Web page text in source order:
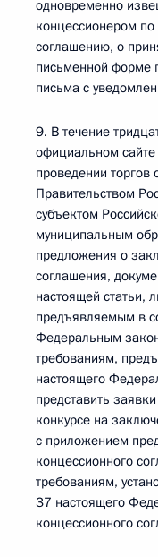
одновременно
концессионером
соглашению, о
письменной форме
письма с
9. В течение
официальном
проведении
Правительством
субъектом
муниципальным
предложения о
соглашения,
настоящей статьи,
предъявляемым в
Федеральным
требованиям,
настоящего
представить
конкурсе на
с приложением
концессионного
требованиям,
37 настоящего
концессионного